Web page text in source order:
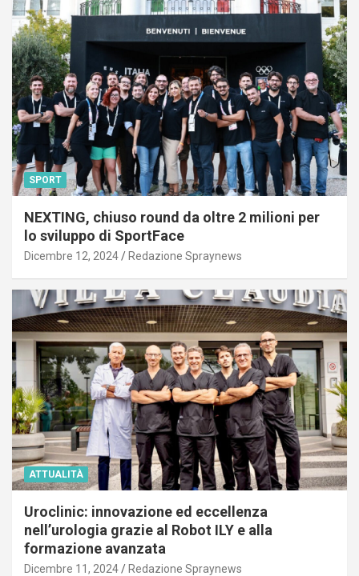
SPORT
NEXTING, chiuso round da oltre 2 milioni per
lo sviluppo di SportFace
Dicembre 12, 2024 Redazione Spraynews
ATTUALITÀ
Uroclinic: innovazione ed eccellenza
nell’urologia grazie al Robot ILY e alla
formazione avanzata
Dicembre 11, 2024 Redazione Spraynews